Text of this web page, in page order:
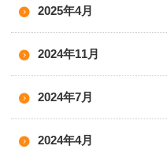
2025年4月
2024年11月
2024年7月
2024年4月